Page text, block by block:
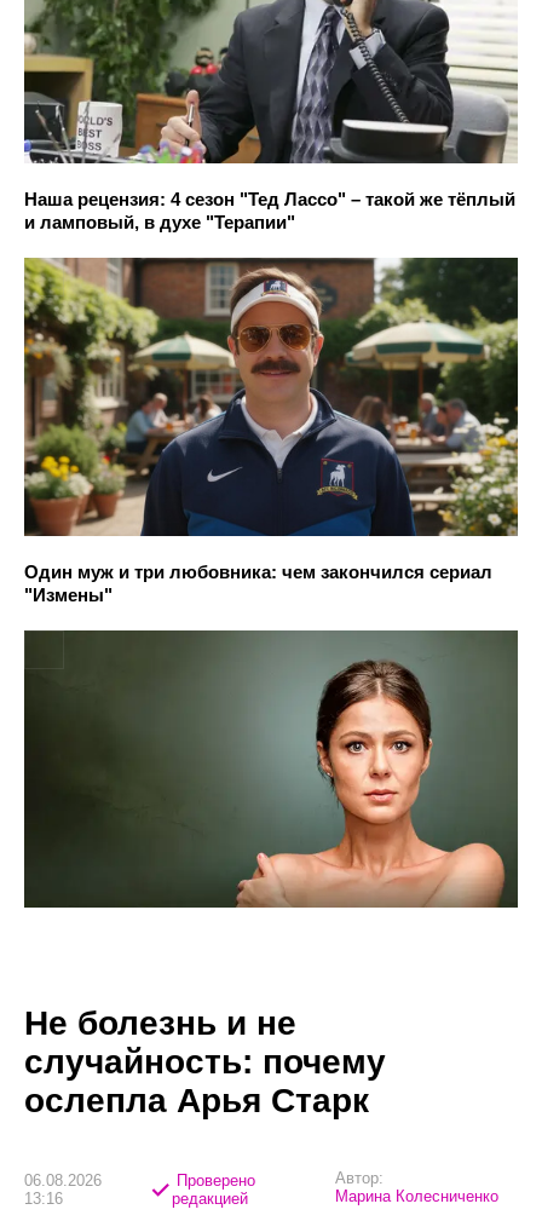
Наша рецензия: 4 сезон "Тед Лассо" – такой же тёплый
и ламповый, в духе "Терапии"
Один муж и три любовника: чем закончился сериал
"Измены"
Не болезнь и не
случайность: почему
ослепла Арья Старк
06.08.2026
13:16
Проверено
редакцией
Автор:
Марина Колесниченко